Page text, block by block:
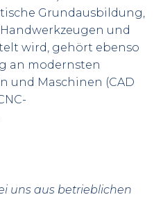
Grundausbildung,
und
wird, gehört ebenso
an modernsten
und Maschinen (CAD
uns aus betrieblichen